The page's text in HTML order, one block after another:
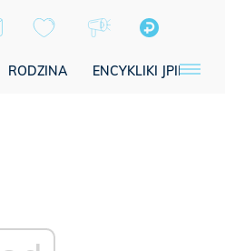
RODZINA ENCYKLIKI JPII